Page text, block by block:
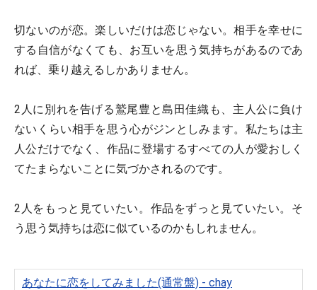
切ないのが恋。楽しいだけは恋じゃない。相手を幸せに
する自信がなくても、お互いを思う気持ちがあるのであ
れば、乗り越えるしかありません。
2人に別れを告げる鷲尾豊と島田佳織も、主人公に負け
ないくらい相手を思う心がジンとしみます。私たちは主
人公だけでなく、作品に登場するすべての人が愛おしく
てたまらないことに気づかされるのです。
2人をもっと見ていたい。作品をずっと見ていたい。そ
う思う気持ちは恋に似ているのかもしれません。
あなたに恋をしてみました(通常盤) - chay